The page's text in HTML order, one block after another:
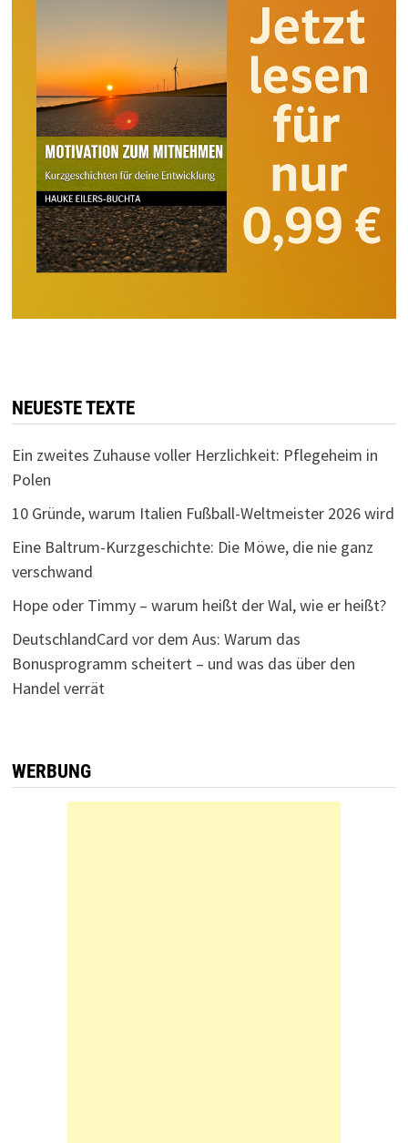
NEUESTE TEXTE
Ein zweites Zuhause voller Herzlichkeit: Pflegeheim in
Polen
10 Gründe, warum Italien Fußball-Weltmeister 2026 wird
Eine Baltrum-Kurzgeschichte: Die Möwe, die nie ganz
verschwand
Hope oder Timmy – warum heißt der Wal, wie er heißt?
DeutschlandCard vor dem Aus: Warum das
Bonusprogramm scheitert – und was das über den
Handel verrät
WERBUNG